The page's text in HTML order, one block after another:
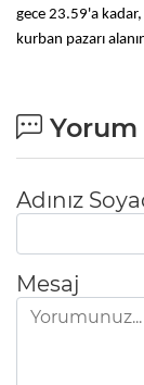
gece 23.59'a
kurban pazarı
Yorum
Adınız
Mesaj